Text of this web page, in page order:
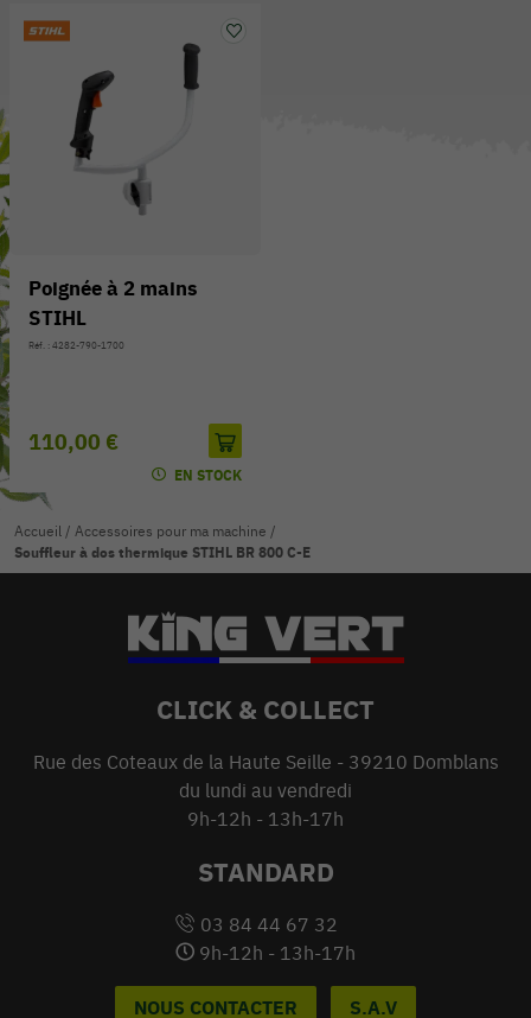
Poignée à 2 mains
STIHL
Réf. : 4282-790-1700
110,00 €
EN STOCK
Accueil / Accessoires pour ma machine /
Souffleur à dos thermique STIHL BR 800 C-E
CLICK & COLLECT
Rue des Coteaux de la Haute Seille - 39210 Domblans
du lundi au vendredi
9h-12h - 13h-17h
STANDARD
03 84 44 67 32
9h-12h - 13h-17h
NOUS CONTACTER S.A.V